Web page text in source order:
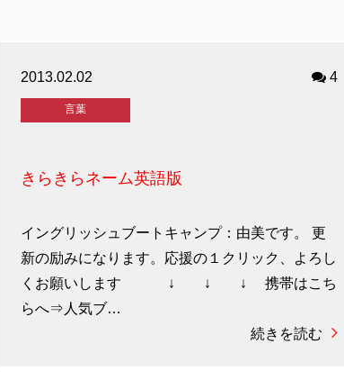
2013.02.02 4
言葉
きらきらネーム英語版
イングリッシュブートキャンプ：由美です。 更
新の励みになります。応援の１クリック、よろし
くお願いします ↓ ↓ ↓ 携帯はこち
らへ⇒人気ブ…
続きを読む